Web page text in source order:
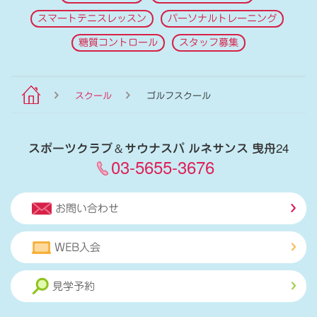
スマートテニスレッスン パーソナルトレーニング
糖質コントロール スタッフ募集
スクール ゴルフスクール
スポーツクラブ＆サウナスパ ルネサンス 曳舟24
03-5655-3676
お問い合わせ
WEB入会
見学予約